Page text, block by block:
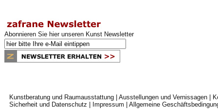
Abonnieren Sie hier unseren Kunst Newsletter
Kunstberatung und Raumausstattung Ausstellungen und Vernissagen
Sicherheit und Datenschutz
Impressum Allgemeine